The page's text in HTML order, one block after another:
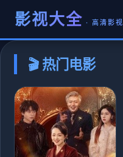
影视大全 · 高清影视
🎬 热门电影